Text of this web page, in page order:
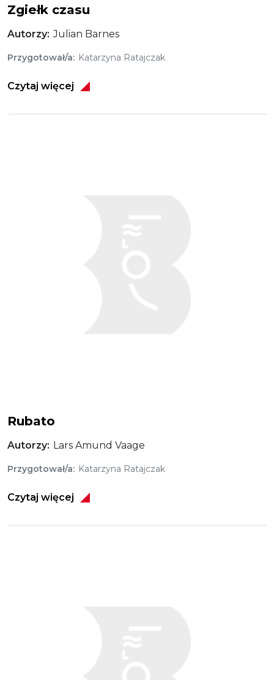
Zgiełk czasu
Autorzy Julian Barnes
Przygotował/a Katarzyna Ratajczak
Czytaj więcej
Rubato
Autorzy Lars Amund Vaage
Przygotował/a Katarzyna Ratajczak
Czytaj więcej